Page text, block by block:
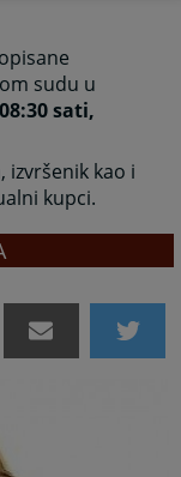
sudu u
sati,
izvršenik kao i
kupci.